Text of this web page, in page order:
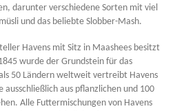
darunter verschiedene Sorten mit viel
und das beliebte Slobber-Mash.
Havens mit Sitz in Maashees besitzt
wurde der Grundstein für das
50 Ländern weltweit vertreibt Havens
aus pflanzlichen und 100
Alle Futtermischungen von Havens